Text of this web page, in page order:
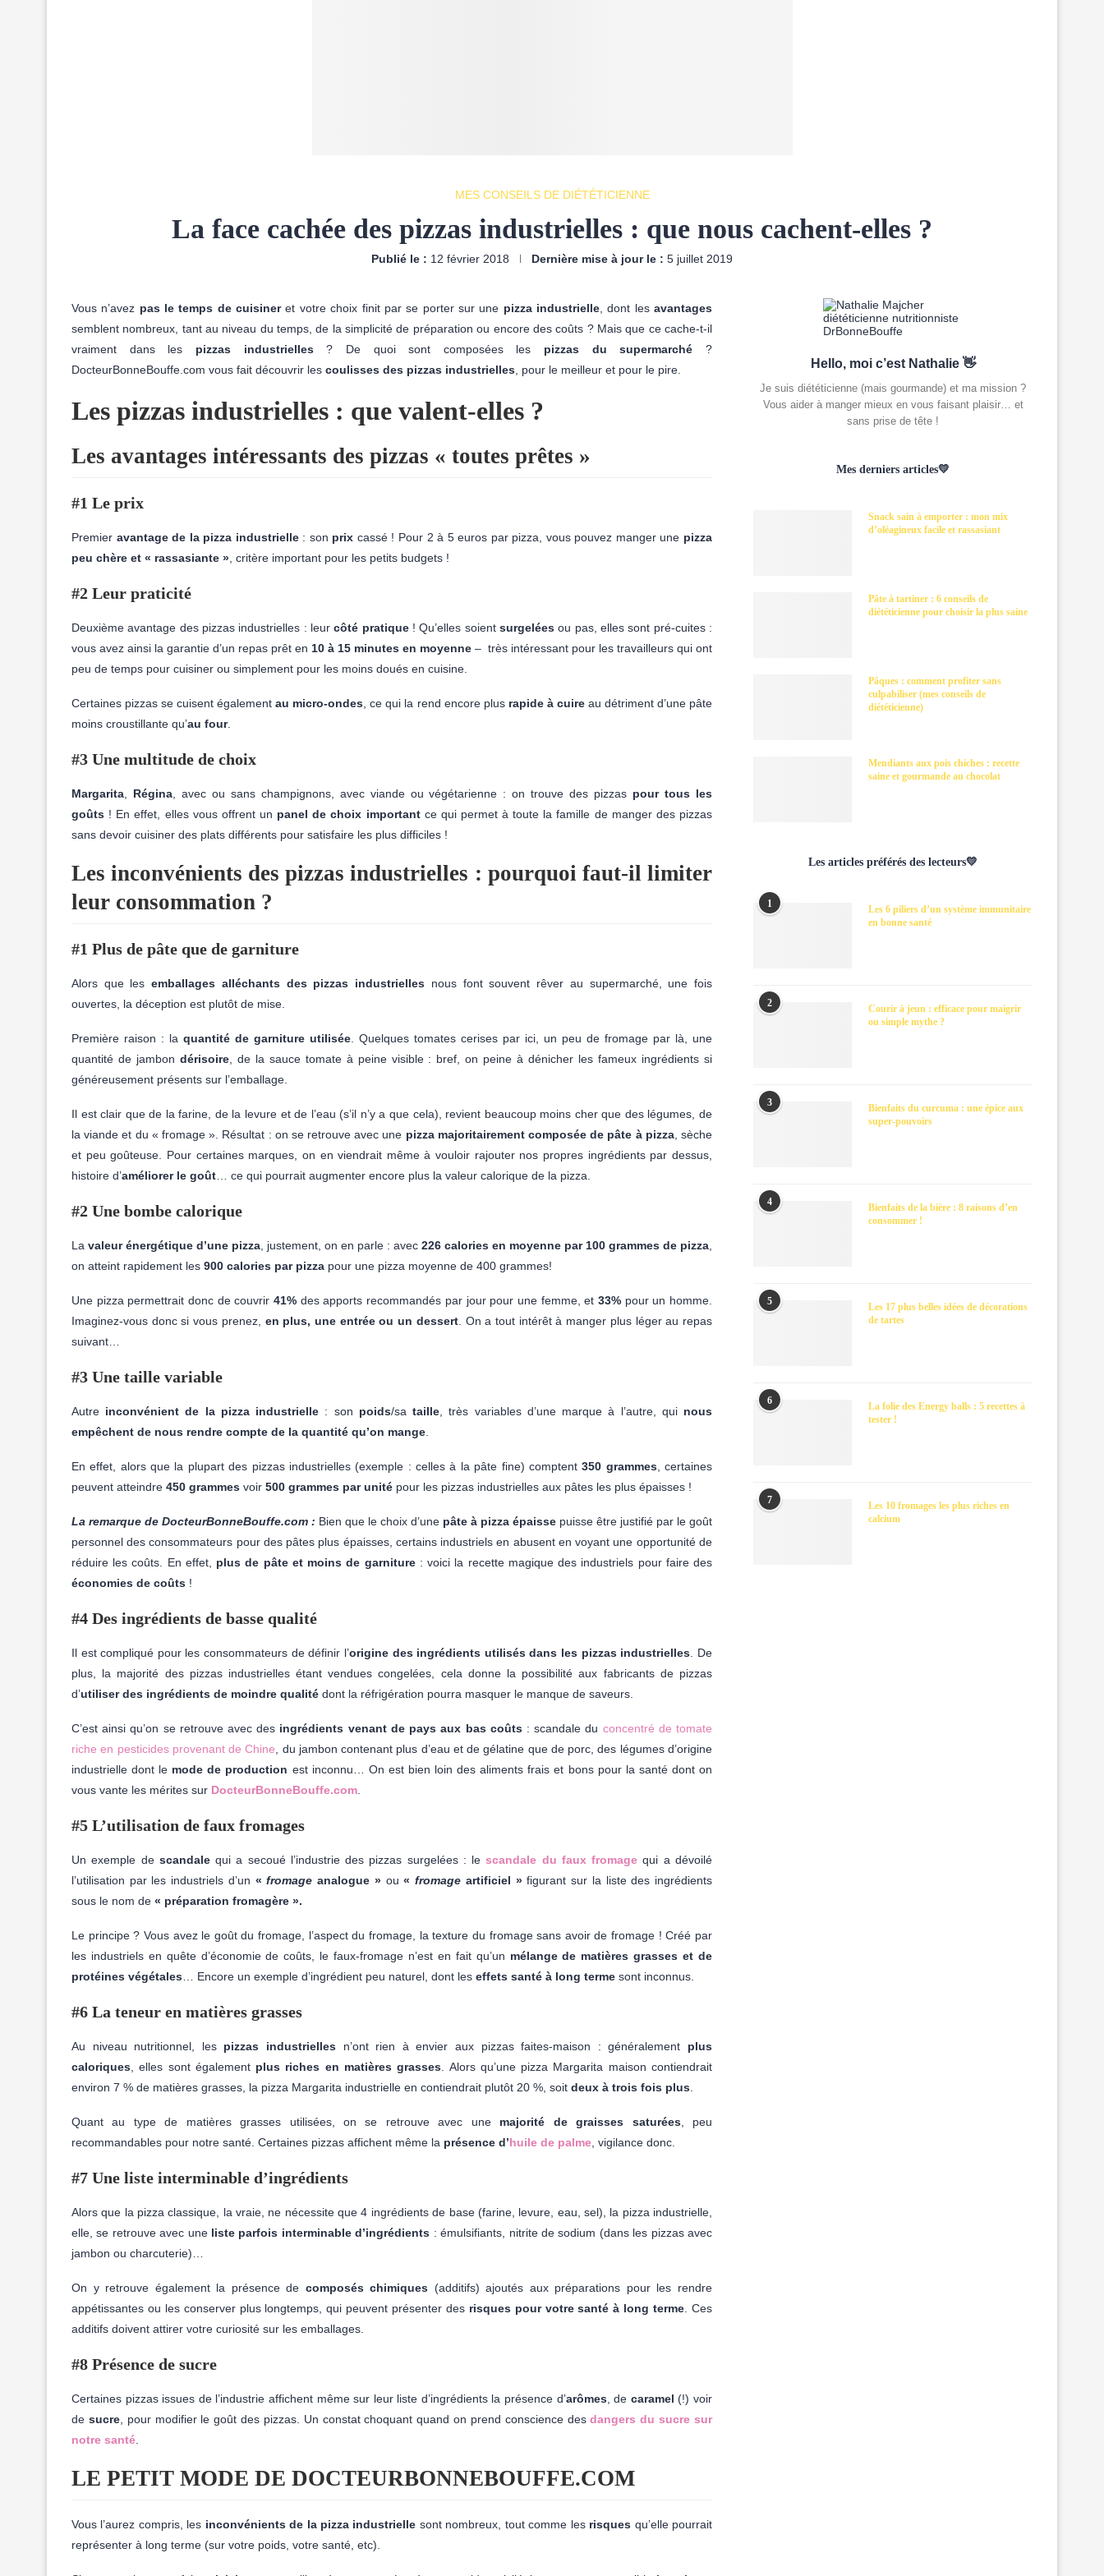
MES CONSEILS DE DIÉTÉTICIENNE
La face cachée des pizzas industrielles : que nous cachent-elles ?
Publié le : 12 février 2018 Dernière mise à jour le : 5 juillet 2019
Vous n’avez pas le temps de cuisineret votre choix finit par se porter sur une pizza industrielle, dont lesavantages
semblent nombreux, tant au niveau du temps, de la simplicité de préparation ou encore des coûts ? Mais que ce cache-t-il
vraiment dans les pizzas industrielles? De quoi sont composées les pizzas du supermarché?
DocteurBonneBouffe.com vous fait découvrir les coulisses des pizzas industrielles , pour le meilleur et pour le pire.
Les pizzas industrielles : que valent-elles ?
Les avantages intéressants des pizzas « toutes prêtes »
#1 Le prix
Premier avantage de la pizza industrielle: son prix cassé ! Pour 2 à 5 euros par pizza, vous pouvez manger une pizza
peu chère et « rassasiante » , critère important pour les petits budgets !
#2 Leur praticité
Deuxième avantage des pizzas industrielles : leurcôté pratique ! Qu’elles soient surgelées ou pas, elles sont pré-cuites :
vous avez ainsi la garantie d’un repas prêt en 10 à 15 minutes en moyenne – très intéressant pour les travailleurs qui ont
peu de temps pour cuisiner ou simplement pour les moins doués en cuisine.
Certaines pizzas se cuisent égalementau micro-ondes , ce qui la rend encore plus rapide à cuireau détriment d’une pâte
moins croustillante qu’au four.
#3 Une multitude de choix
Margarita Régina, avec ou sans champignons, avec viande ou végétarienne : on trouve des pizzas pour tous les
goûts ! En effet, elles vous offrent un panel de choix importantce qui permet à toute la famille de manger des pizzas
sans devoir cuisiner des plats différents pour satisfaire les plus difficiles !
Les inconvénients des pizzas industrielles : pourquoi faut-il limiter
leur consommation ?
#1 Plus de pâte que de garniture
Alors que lesemballages alléchants des pizzas industrielles nous font souvent rêver au supermarché, une fois
ouvertes, la déception est plutôt de mise.
Première raison : la quantité de garniture utilisée . Quelques tomates cerises par ici, un peu de fromage par là, une
quantité de jambon dérisoire, de la sauce tomate à peine visible : bref, on peine à dénicher les fameux ingrédients si
généreusement présents sur l’emballage.
Il est clair que de la farine, de la levure et de l’eau (s’il n’y a que cela), revient beaucoup moins cher que des légumes, de
la viande et du « fromage ». Résultat : on se retrouve avec une pizza majoritairement composée de pâte à pizza, sèche
et peu goûteuse. Pour certaines marques, on en viendrait même à vouloir rajouter nos propres ingrédients par dessus,
histoire d’améliorer le goût … ce qui pourrait augmenter encore plus la valeur calorique de la pizza.
#2 Une bombe calorique
La valeur énergétique d’une pizza , justement, on en parle : avec 226 calories en moyenne par 100 grammes de pizza
on atteint rapidement les 900 calories par pizza pour une pizza moyenne de 400 grammes!
Une pizza permettrait donc de couvrir41% des apports recommandés par jour pour une femme, et 33%pour un homme.
Imaginez-vous donc si vous prenez, en plus, une entrée ou un dessert. On a tout intérêt à manger plus léger au repas
suivant…
#3 Une taille variable
Autre inconvénient de la pizza industrielle : son poids/sataille , très variables d’une marque à l’autre, qui nous
empêchent de nous rendre compte de la quantité qu’on mange
En effet, alors que la plupart des pizzas industrielles (exemple : celles à la pâte fine) comptent350 grammes, certaines
peuvent atteindre 450 grammes voir 500 grammes par unité pour les pizzas industrielles aux pâtes les plus épaisses !
La remarque de DocteurBonneBouffe.com : Bien que le choix d’une pâte à pizza épaisse puisse être justifié par le goût
personnel des consommateurs pour des pâtes plus épaisses, certains industriels en abusent en voyant une opportunité de
réduire les coûts. En effet,
plus de pâte et moins de garniture: voici la recette magique des industriels pour faire des
économies de coûts !
#4 Des ingrédients de basse qualité
Il est compliqué pour les consommateurs de définir l’origine des ingrédients utilisés dans les pizzas industrielles . De
plus, la majorité des pizzas industrielles étant vendues congelées, cela donne la possibilité aux fabricants de pizzas
d’utiliser des ingrédients de moindre qualité dont la réfrigération pourra masquer le manque de saveurs.
C’est ainsi qu’on se retrouve avec des ingrédients venant de pays aux bas coûts: scandale du concentré de tomate
riche en pesticides provenant de Chine , du jambon contenant plus d’eau et de gélatine que de porc, des légumes d’origine
industrielle dont le mode de production est inconnu… On est bien loin des aliments frais et bons pour la santé dont on
vous vante les mérites sur DocteurBonneBouffe.com
#5 L’utilisation de faux fromages
Un exemple de scandalequi a secoué l’industrie des pizzas surgelées : lescandale du faux fromage qui a dévoilé
l’utilisation par les industriels d’un «fromage analogue »ou «fromage artificiel »figurant sur la liste des ingrédients
sous le nom de « préparation fromagère ».
Le principe ? Vous avez le goût du fromage, l’aspect du fromage, la texture du fromage sans avoir de fromage ! Créé par
les industriels en quête d’économie de coûts, le faux-fromage n’est en fait qu’un mélange de matières grasses et de
protéines végétales … Encore un exemple d’ingrédient peu naturel, dont les effets santé à long terme sont inconnus.
#6 La teneur en matières grasses
Au niveau nutritionnel, les pizzas industrielles n’ont rien à envier aux pizzas faites-maison : généralement plus
caloriques , elles sont également plus riches en matières grasses . Alors qu’une pizza Margarita maison contiendrait
environ 7 % de matières grasses, la pizza Margarita industrielle en contiendrait plutôt 20 %, soit deux à trois fois plus
Quant au type de matières grasses utilisées, on se retrouve avec une majorité de graisses saturées, peu
recommandables pour notre santé. Certaines pizzas affichent même la présence d’huile de palme , vigilance donc.
#7 Une liste interminable d’ingrédients
Alors que la pizza classique, la vraie, ne nécessite que 4 ingrédients de base (farine, levure, eau, sel), la pizza industrielle,
elle, se retrouve avec une liste parfois interminable d’ingrédients : émulsifiants, nitrite de sodium (dans les pizzas avec
jambon ou charcuterie)…
On y retrouve également la présence de composés chimiques (additifs) ajoutés aux préparations pour les rendre
appétissantes ou les conserver plus longtemps, qui peuvent présenter des risques pour votre santé à long terme . Ces
additifs doivent attirer votre curiosité sur les emballages.
#8 Présence de sucre
Certaines pizzas issues de l’industrie affichent même sur leur liste d’ingrédients la présence d’arômes, de caramel (!) voir
de sucre, pour modifier le goût des pizzas. Un constat choquant quand on prend conscience desdangers du sucre sur
notre santé
LE PETIT MODE DE DOCTEURBONNEBOUFFE.COM
Vous l’aurez compris, les inconvénients de la pizza industrielle sont nombreux, tout comme les risques qu’elle pourrait
représenter à long terme (sur votre poids, votre santé, etc).
Hello, moi c’est Nathalie 👋
Je suis diététicienne (mais gourmande) et ma mission ?
Vous aider à manger mieux en vous faisant plaisir… et
sans prise de tête !
Mes derniers articles💛
Snack sain à emporter : mon mix
d’oléagineux facile et rassasiant
Pâte à tartiner : 6 conseils de
diététicienne pour choisir la plus saine
Pâques : comment profiter sans
culpabiliser (mes conseils de
diététicienne)
Mendiants aux pois chiches : recette
saine et gourmande au chocolat
Les articles préférés des lecteurs💛
1
Les 6 piliers d’un système immunitaire
en bonne santé
2
Courir à jeun : efficace pour maigrir
ou simple mythe ?
3
Bienfaits du curcuma : une épice aux
super-pouvoirs
4
Bienfaits de la bière : 8 raisons d’en
consommer !
5
Les 17 plus belles idées de décorations
de tartes
6
La folie des Energy balls : 5 recettes à
tester !
7
Les 10 fromages les plus riches en
calcium